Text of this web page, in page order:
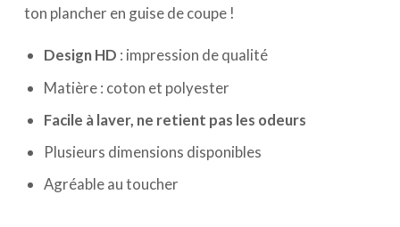
ton plancher en guise de coupe !
Design HD : impression de qualité
Matière : coton et polyester
Facile à laver, ne retient pas les odeurs
Plusieurs dimensions disponibles
Agréable au toucher